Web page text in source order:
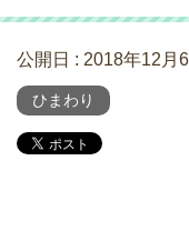
公開日 : 2018年12月6
ひまわり